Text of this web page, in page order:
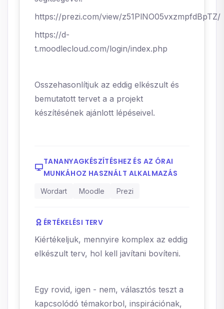
https://prezi.com/view/z51PlNO05vxzmpfdBpTZ/
https://d-
t.moodlecloud.com/login/index.php
Osszehasonlítjuk az eddig elkészult és
bemutatott tervet a a projekt
készítésének ajánlott lépéseivel.
TANANYAGKÉSZÍTÉSHEZ ÉS AZ ÓRAI
MUNKÁHOZ HASZNÁLT ALKALMAZÁS
Wordart Moodle Prezi
ÉRTÉKELÉSI TERV
Kiértékeljuk, mennyire komplex az eddig
elkészult terv, hol kell javítani bovíteni.
Egy rovid, igen - nem, választós teszt a
kapcsolódó témakorbol, inspirációnak,